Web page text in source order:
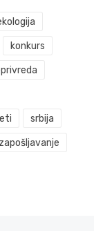
konkurs
srbija
zapošljavanje